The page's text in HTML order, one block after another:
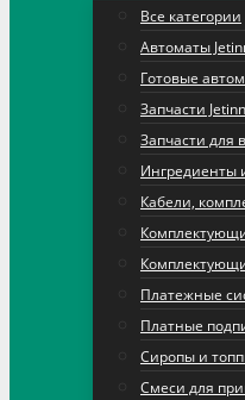
Все категории
Автоматы
Готовые
Запчасти
Запчасти для
Ингредиенты
Кабели,
Платежные
Платные
Сиропы и
Смеси для